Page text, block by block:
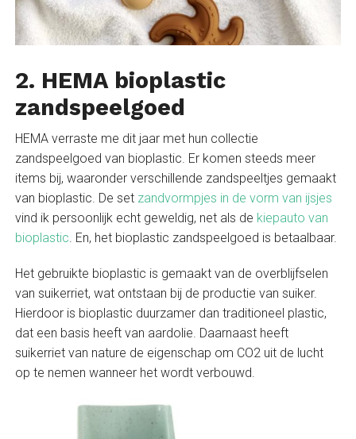
2. HEMA bioplastic
zandspeelgoed
HEMA verraste me dit jaar met hun collectie
zandspeelgoed van bioplastic. Er komen steeds meer
items bij, waaronder verschillende zandspeeltjes gemaakt
van bioplastic. De set zandvormpjes in de vorm van ijsjes
vind ik persoonlijk echt geweldig, net als de kiepauto van
bioplastic. En, het bioplastic zandspeelgoed is betaalbaar.
Het gebruikte bioplastic is gemaakt van de overblijfselen
van suikerriet, wat ontstaan bij de productie van suiker.
Hierdoor is bioplastic duurzamer dan traditioneel plastic,
dat een basis heeft van aardolie. Daarnaast heeft
suikerriet van nature de eigenschap om CO2 uit de lucht
op te nemen wanneer het wordt verbouwd.